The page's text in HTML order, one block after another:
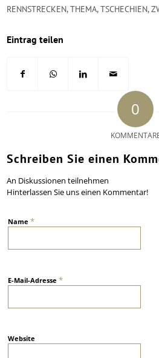
RENNSTRECKEN,THEMA,TSCHECHIEN,
Eintrag teilen
0
Schreiben Sie einen
An Diskussionen teilnehmen
Hinterlassen Sie uns einen Kommentar!
Name*
E-Mail-Adresse*
Website